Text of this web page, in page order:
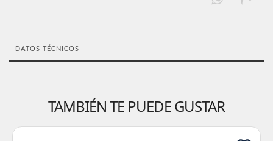
DATOS TÉCNICOS
TAMBIÉN TE PUEDE GUSTAR